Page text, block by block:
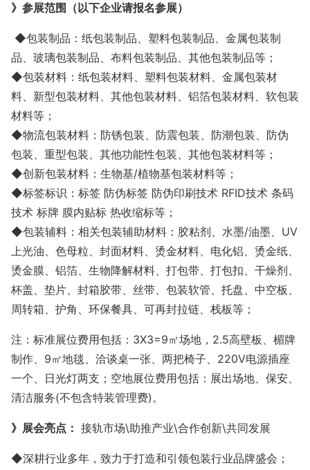
》参展范围（以下企业请报名参展）
◆包装制品：纸包装制品、塑料包装制品、金属包装制
品、玻璃包装制品、布料包装制品、其他包装制品等；
◆包装材料：纸包装材料、塑料包装材料、金属包装材
料、新型包装材料、其他包装材料、铝箔包装材料、软包装
材料等；
◆物流包装材料：防锈包装、防震包装、防潮包装、防伪
包装、重型包装、其他功能性包装、其他包装材料等；
◆创新包装材料：生物基/植物基包装材料等；
◆标签标识：标签 防伪标签 防伪印刷技术 RFID技术 条码
技术 标牌 膜内贴标 热收缩标等；
◆包装辅料：相关包装辅助材料：胶粘剂、水墨/油墨、UV
上光油、色母粒、封面材料、烫金材料、电化铝、烫金纸、
烫金膜、铝箔、生物降解材料、打包带、打包扣、干燥剂、
杯盖、垫片、封箱胶带、丝带、包装软管、托盘、中空板、
周转箱、护角、环保餐具、可再封拉链、栈板等；
注：标准展位费用包括： 3X3=9㎡场地，2.5高壁板、楣牌
制作、9㎡地毯、洽谈桌一张、两把椅子、220V电源插座
一个、日光灯两支；空地展位费用包括：展出场地、保安、
清洁服务(不包含特装管理费)。
》展会亮点： 接轨市场\助推产业\合作创新\共同发展
◆深耕行业多年，致力于打造和引领包装行业品牌盛会；